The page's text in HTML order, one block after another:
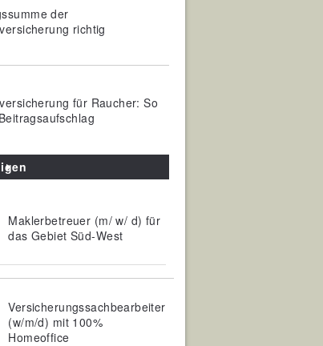
der
richtig
für Raucher: So
Maklerbetreuer (m/ w/ d) für
das Gebiet Süd-West
Versicherungssachbearbeiter
(w/m/d) mit 100%
Homeoffice